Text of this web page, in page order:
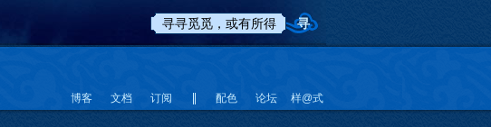
博客 文档 订阅 配色 论坛 样@式